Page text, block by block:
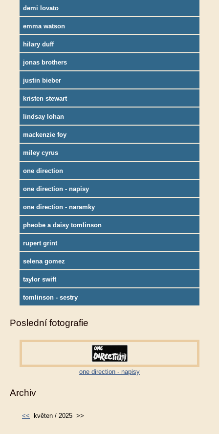
demi lovato
emma watson
hilary duff
jonas brothers
justin bieber
kristen stewart
lindsay lohan
mackenzie foy
miley cyrus
one direction
one direction - napisy
one direction - naramky
pheobe a daisy tomlinson
rupert grint
selena gomez
taylor swift
tomlinson - sestry
Poslední fotografie
one direction - napisy
Archiv
<< květen / 2025 >>